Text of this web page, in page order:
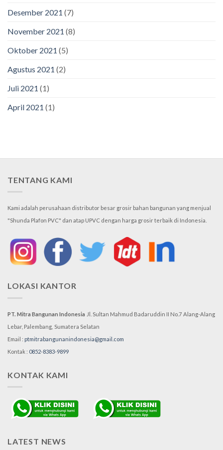
Desember 2021 (7)
November 2021 (8)
Oktober 2021 (5)
Agustus 2021 (2)
Juli 2021 (1)
April 2021 (1)
TENTANG KAMI
Kami adalah perusahaan distributor besar grosir bahan bangunan yang menjual
"Shunda Plafon PVC" dan atap UPVC dengan harga grosir terbaik di Indonesia.
LOKASI KANTOR
PT. Mitra Bangunan Indonesia Jl. Sultan Mahmud Badaruddin II No.7 Alang-Alang
Lebar, Palembang, Sumatera Selatan
Email : ptmitrabangunanindonesia@gmail.com
Kontak : 0852-8383-9899
KONTAK KAMI
LATEST NEWS